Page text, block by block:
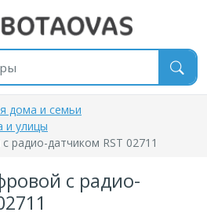
дома и семьи
и улицы
радио-датчиком RST 02711
с радио-